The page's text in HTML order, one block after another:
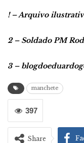
! – Arquivo
2 – Soldado PM
3 –
manchete
397
Share